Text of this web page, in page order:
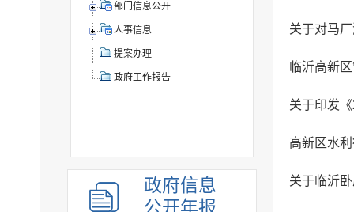
部门信息公开
人事信息
提案办理
政府工作报告
政府信息
公开年报
高新区水
关于临沂